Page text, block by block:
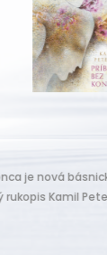
je nová
rukopis Kamil